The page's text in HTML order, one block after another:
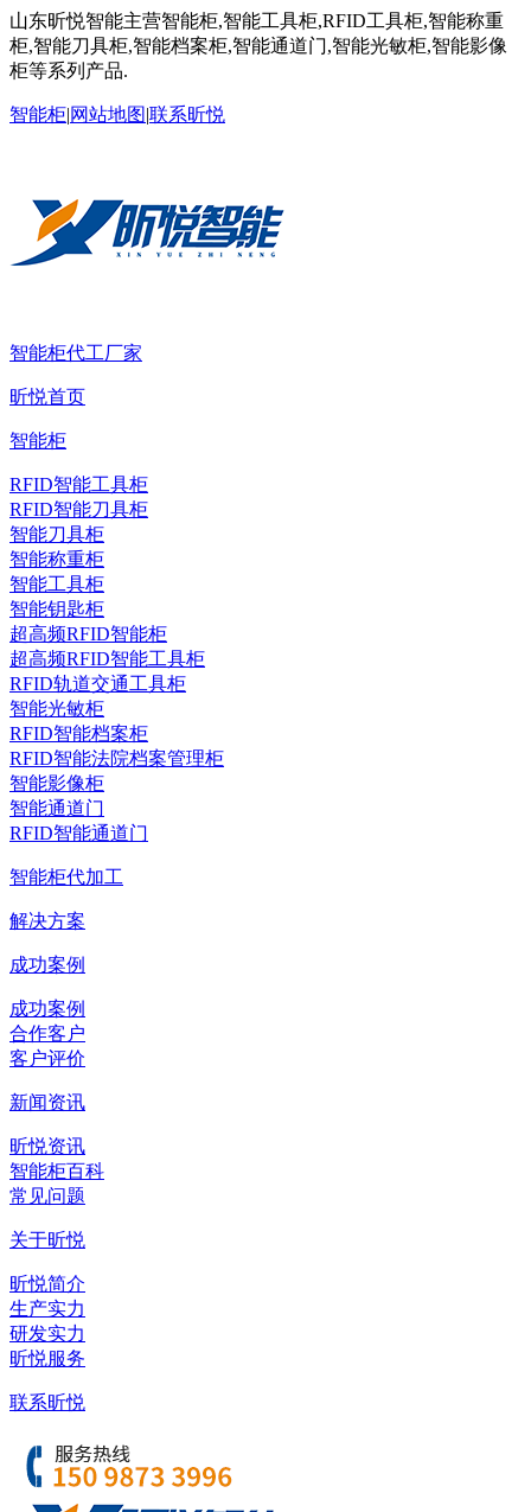
山东昕悦智能主营智能柜,智能工具柜,RFID工具柜,智能称重
柜,智能刀具柜,智能档案柜,智能通道门,智能光敏柜,智能影像
柜等系列产品.
智能柜|网站地图|联系昕悦
智能柜代工厂家
昕悦首页
智能柜
RFID智能工具柜
RFID智能刀具柜
智能刀具柜
智能称重柜
智能工具柜
智能钥匙柜
超高频RFID智能柜
超高频RFID智能工具柜
RFID轨道交通工具柜
智能光敏柜
RFID智能档案柜
RFID智能法院档案管理柜
智能影像柜
智能通道门
RFID智能通道门
智能柜代加工
解决方案
成功案例
成功案例
合作客户
客户评价
新闻资讯
昕悦资讯
智能柜百科
常见问题
关于昕悦
昕悦简介
生产实力
研发实力
昕悦服务
联系昕悦